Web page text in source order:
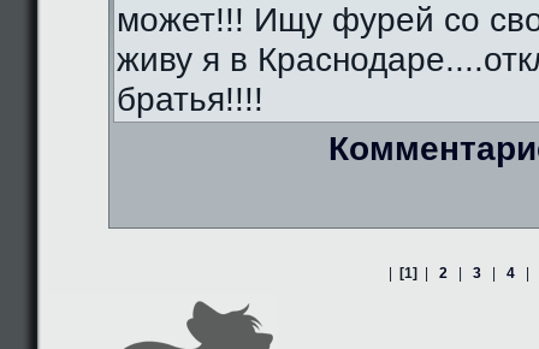
может!!! Ищу фурей со
живу я в
братья!!!!
[1] 2 3 4